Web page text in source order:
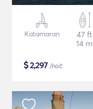
Katamaran
47 ft
14 m
$2,297 /noč